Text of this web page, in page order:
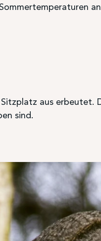
aus erbeutet.
sind.